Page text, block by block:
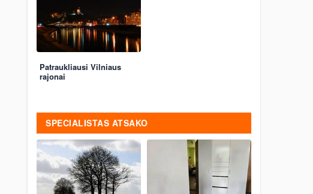
Patraukliausi Vilniaus
rajonai
SPECIALISTAS ATSAKO